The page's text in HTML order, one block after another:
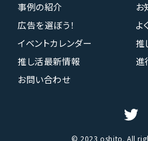
事例の紹介
お
広告を選ぼう！
よ
イベントカレンダー
推
推し活最新情報
進
お問い合わせ
© 2023 oshito. All